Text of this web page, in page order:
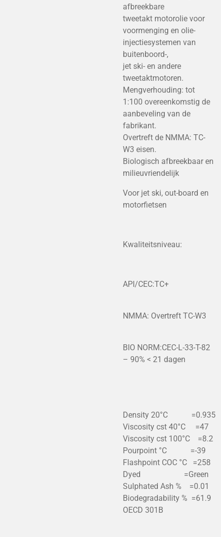
afbreekbare
tweetakt motorolie voor
voormenging en olie-
injectiesystemen van
buitenboord-,
jet ski- en andere
tweetaktmotoren.
Mengverhouding: tot
1:100 overeenkomstig de
aanbeveling van de
fabrikant.
Overtreft de NMMA: TC-
W3 eisen.
Biologisch afbreekbaar en
milieuvriendelijk
Voor jet ski, out-board en
motorfietsen
Kwaliteitsniveau:
API/CEC:TC+
NMMA: Overtreft TC-W3
BIO NORM:CEC-L-33-T-82
– 90% < 21 dagen
Density 20°C =0.935
Viscosity cst 40°C =47
Viscosity cst 100°C =8.2
Pourpoint °C =-39
Flashpoint COC °C =258
Dyed =Green
Sulphated Ash % =0.01
Biodegradability % =61.9
OECD 301B